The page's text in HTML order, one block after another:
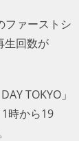
ァーストシ
生回数が
TOKYO」
時から19